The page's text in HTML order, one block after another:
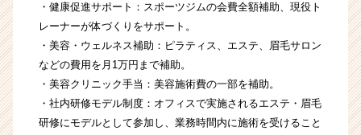
・健康促進サポート：スポーツジムの会費全額補助、現役ト
レーナーが体づくりをサポート。
・美容・ウェルネス補助：ピラティス、エステ、眉毛サロン
などの費用を月1万円まで補助。
・美容クリニック手当：美容施術費の一部を補助。
・社内研修モデル制度：オフィスで実施されるエステ・眉毛
研修にモデルとして参加し、業務時間内に施術を受けること